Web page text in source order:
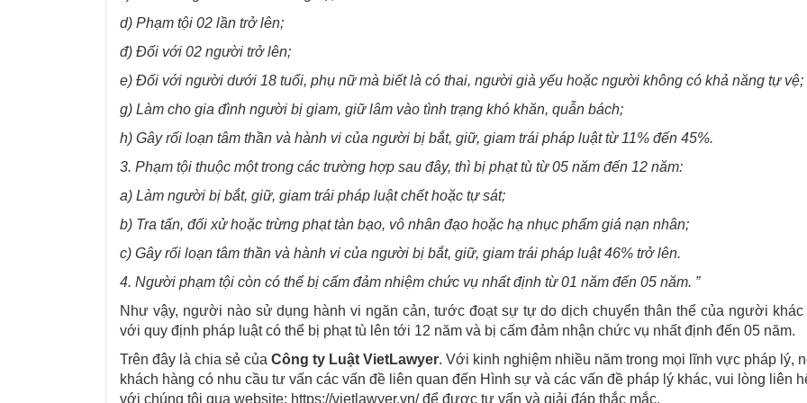
d) Phạm tội 02 lần trở lên;
đ) Đối với 02 người trở lên;
e) Đối với người dưới 18 tuổi, phụ nữ mà biết là có thai, người già yếu hoặc người không có khả năng tự vệ;
g) Làm cho gia đình người bị giam, giữ lâm vào tình trạng khó khăn, quẫn bách;
h) Gây rối loạn tâm thần và hành vi của người bị bắt, giữ, giam trái pháp luật từ 11% đến 45%.
3. Phạm tội thuộc một trong các trường hợp sau đây, thì bị phạt tù từ 05 năm đến 12 năm:
a) Làm người bị bắt, giữ, giam trái pháp luật chết hoặc tự sát;
b) Tra tấn, đối xử hoặc trừng phạt tàn bạo, vô nhân đạo hoặc hạ nhục phẩm giá nạn nhân;
c) Gây rối loạn tâm thần và hành vi của người bị bắt, giữ, giam trái pháp luật 46% trở lên.
4. Người phạm tội còn có thể bị cấm đảm nhiệm chức vụ nhất định từ 01 năm đến 05 năm. ”
Như vậy, người nào sử dụng hành vi ngăn cản, tước đoạt sự tự do dịch chuyển thân thể của người khác
với quy định pháp luật có thể bị phạt tù lên tới 12 năm và bị cấm đảm nhận chức vụ nhất định đến 05 năm.
Trên đây là chia sẻ của Công ty Luật VietLawyer. Với kinh nghiệm nhiều năm trong mọi lĩnh vực pháp lý,
khách hàng có nhu cầu tư vấn các vấn đề liên quan đến Hình sự và các vấn đề pháp lý khác, vui lòng liên
với chúng tôi qua website: https://vietlawyer.vn/ để được tư vấn và giải đáp thắc mắc.